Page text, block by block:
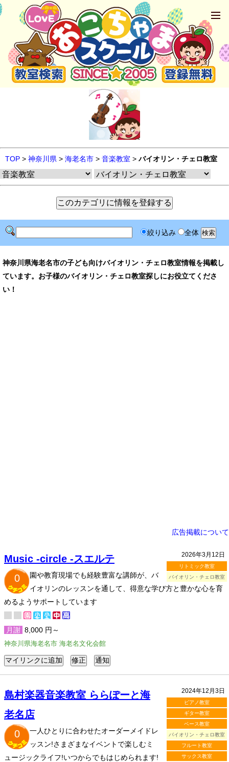
TOP > 神奈川県 > 海老名市 > 音楽教室 > バイオリン・チェロ教室
絞り込み 全体
神奈川県海老名市の子ども向けバイオリン・チェロ教室情報を掲載し
ています。お子様のバイオリン・チェロ教室探しにお役立てくださ
い！
広告掲載について
2026年3月12日
リトミック教室
バイオリン・チェロ教室
Music -circle -スエルテ
0
園や教育現場でも経験豊富な講師が、バ
イオリンのレッスンを通して、得意な学び方と豊かな心を育
めるようサポートしています
月謝 8,000 円～
神奈川県海老名市 海老名文化会館
2024年12月3日
ピアノ教室
ギター教室
ベース教室
バイオリン・チェロ教室
フルート教室
サックス教室
島村楽器音楽教室 ららぽーと海
老名店
0
一人ひとりに合わせたオーダーメイドレ
ッスン!さまざまなイベントで楽しむミ
ュージックライフ!いつからでもはじめられます!